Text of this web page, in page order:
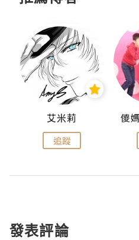
艾米莉
追蹤
發表評論